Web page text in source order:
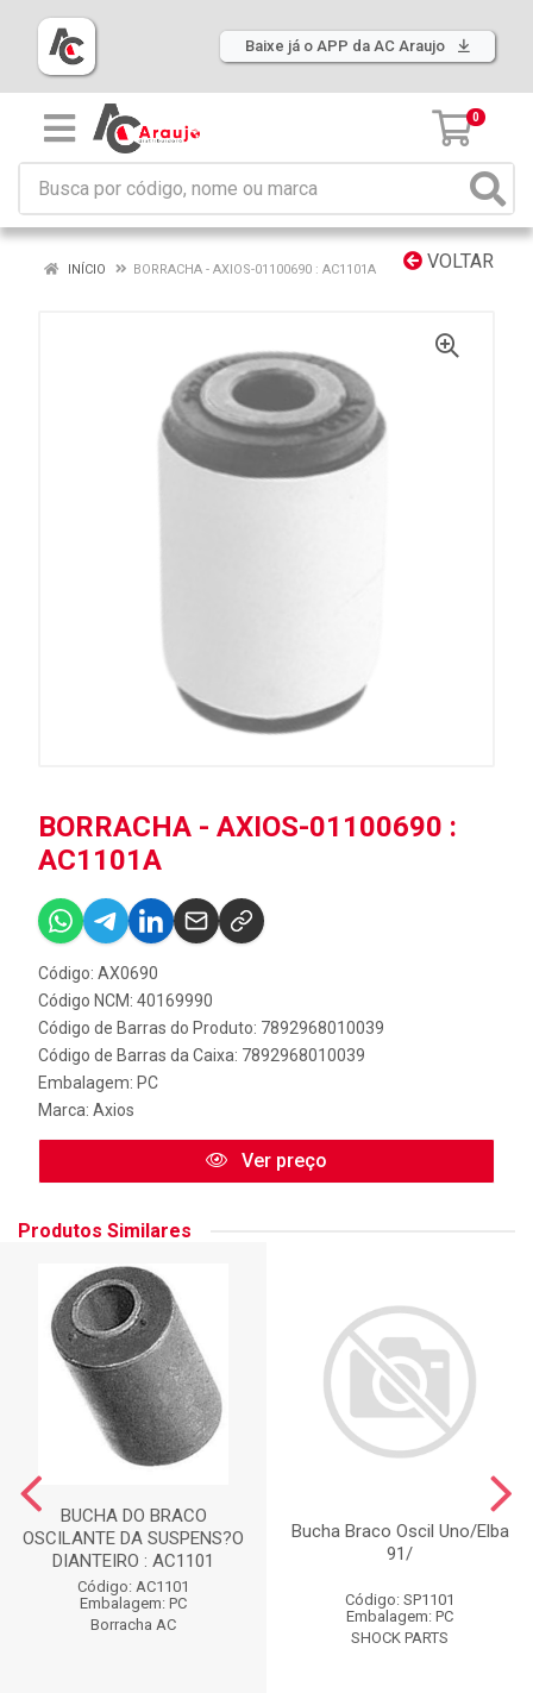
Baixe já o APP da AC Araujo
0
VOLTAR
INÍCIO BORRACHA - AXIOS-01100690 : AC1101A
BORRACHA - AXIOS-01100690 :
AC1101A
Código: AX0690
Código NCM: 40169990
Código de Barras do Produto: 7892968010039
Código de Barras da Caixa: 7892968010039
Embalagem: PC
Marca: Axios
Ver preço
Produtos Similares
BUCHA DO BRACO
OSCILANTE DA SUSPENS?O
DIANTEIRO : AC1101
Código: AC1101
Embalagem: PC
Borracha AC
Bucha Braco Oscil Uno/Elba
91/
Código: SP1101
Embalagem: PC
SHOCK PARTS